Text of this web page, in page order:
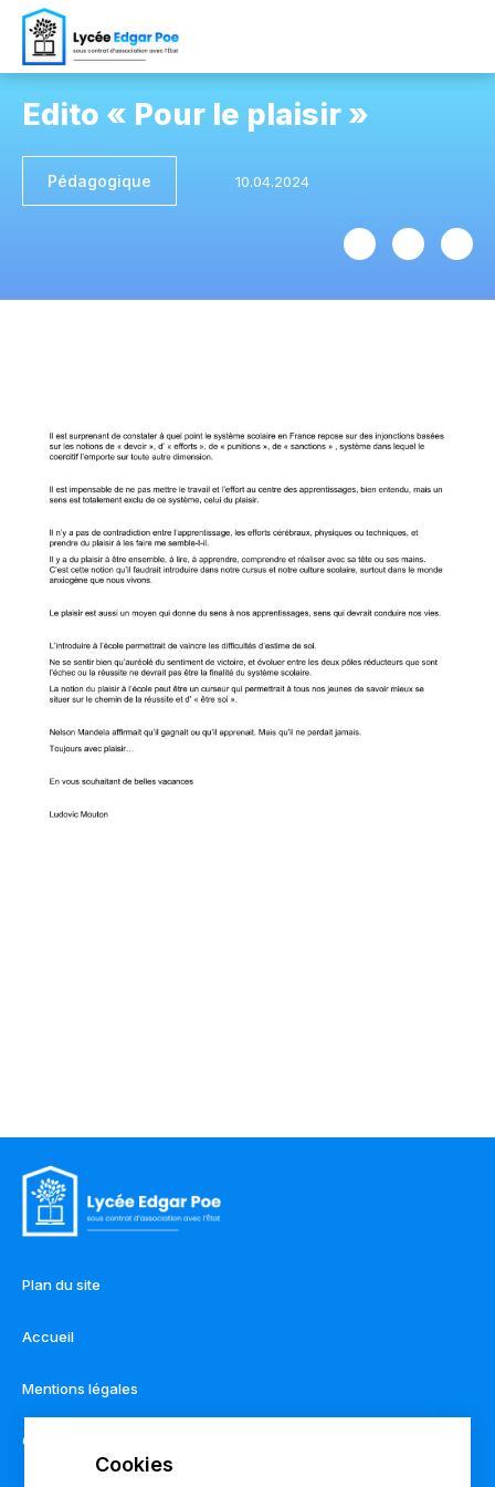
Edito « Pour le plaisir »
Pédagogique
Plan du site
Accueil
Mentions légales
Contact